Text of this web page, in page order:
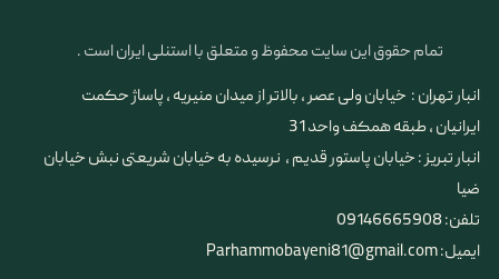
تمام حقوق این سایت محفوظ و متعلق با استنلی ایران است .
انبار تهران : خیابان ولی عصر ، بالاتر از میدان منیریه ، پاساژ حکمت
ایرانیان ، طبقه همکف واحد 31
​​​​​​​انبار تبریز : خیابان پاستور قدیم ، نرسیده به خیابان شریعتی نبش خیابان
ضیا
تلفن: 09146665908
ایمیل: Parhammobayeni81@gmail.com